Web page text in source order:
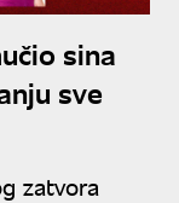
sina
sve
zatvora